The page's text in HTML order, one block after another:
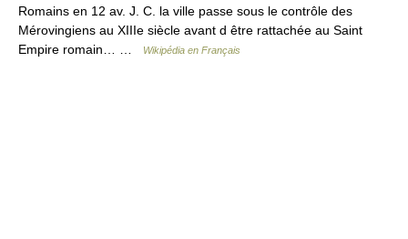
Romains en 12 av. J. C. la ville passe sous le contrôle des
Mérovingiens au XIIIe siècle avant d être rattachée au Saint
Empire romain… …
Wikipédia en Français